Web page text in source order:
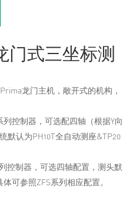
门式三坐标测
龙门主机，敞开式的机构，
列控制器，可选配四轴（根据Y向
默认为PH10T全自动测座&TP20
控制器，可选四轴配置，测头默
可参照ZFS系列相应配置。